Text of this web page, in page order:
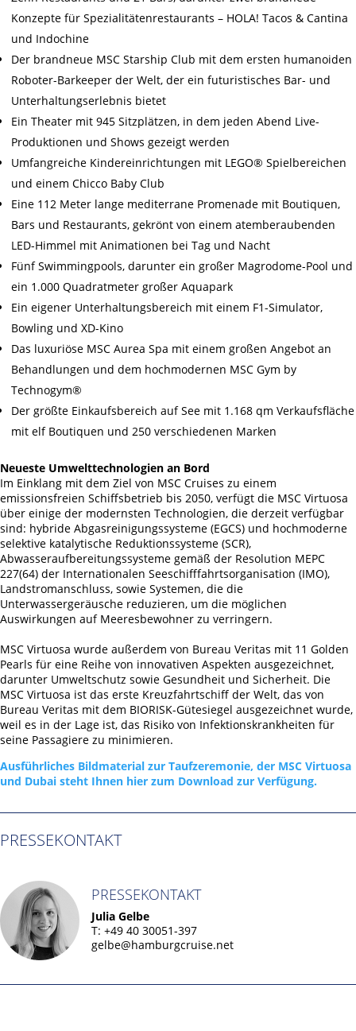
Konzepte für Spezialitätenrestaurants – HOLA! Tacos & Cantina
und Indochine
Der brandneue MSC Starship Club mit dem ersten humanoiden
Roboter-Barkeeper der Welt, der ein futuristisches Bar- und
Unterhaltungserlebnis bietet
Ein Theater mit 945 Sitzplätzen, in dem jeden Abend Live-
Produktionen und Shows gezeigt werden
Umfangreiche Kindereinrichtungen mit LEGO® Spielbereichen
und einem Chicco Baby Club
Eine 112 Meter lange mediterrane Promenade mit Boutiquen,
Bars und Restaurants, gekrönt von einem atemberaubenden
LED-Himmel mit Animationen bei Tag und Nacht
Fünf Swimmingpools, darunter ein großer Magrodome-Pool und
ein 1.000 Quadratmeter großer Aquapark
Ein eigener Unterhaltungsbereich mit einem F1-Simulator,
Bowling und XD-Kino
Das luxuriöse MSC Aurea Spa mit einem großen Angebot an
Behandlungen und dem hochmodernen MSC Gym by
Technogym®
Der größte Einkaufsbereich auf See mit 1.168 qm Verkaufsfläche
mit elf Boutiquen und 250 verschiedenen Marken
Neueste Umwelttechnologien an Bord
Im Einklang mit dem Ziel von MSC Cruises zu einem
emissionsfreien Schiffsbetrieb bis 2050, verfügt die MSC Virtuosa
über einige der modernsten Technologien, die derzeit verfügbar
sind: hybride Abgasreinigungssysteme (EGCS) und hochmoderne
selektive katalytische Reduktionssysteme (SCR),
Abwasseraufbereitungssysteme gemäß der Resolution MEPC
227(64) der Internationalen Seeschifffahrtsorganisation (IMO),
Landstromanschluss, sowie Systemen, die die
Unterwassergeräusche reduzieren, um die möglichen
Auswirkungen auf Meeresbewohner zu verringern.
MSC Virtuosa wurde außerdem von Bureau Veritas mit 11 Golden
Pearls für eine Reihe von innovativen Aspekten ausgezeichnet,
darunter Umweltschutz sowie Gesundheit und Sicherheit. Die
MSC Virtuosa ist das erste Kreuzfahrtschiff der Welt, das von
Bureau Veritas mit dem BIORISK-Gütesiegel ausgezeichnet wurde,
weil es in der Lage ist, das Risiko von Infektionskrankheiten für
seine Passagiere zu minimieren.
Ausführliches Bildmaterial zur Taufzeremonie, der MSC Virtuosa
und Dubai steht Ihnen hier zum Download zur Verfügung.
PRESSEKONTAKT
PRESSEKONTAKT
Julia Gelbe
T: +49 40 30051-397
gelbe@hamburgcruise.net
Hamburg Cruise Net e. V.
Wexstrasse 7
20355 Hamburg